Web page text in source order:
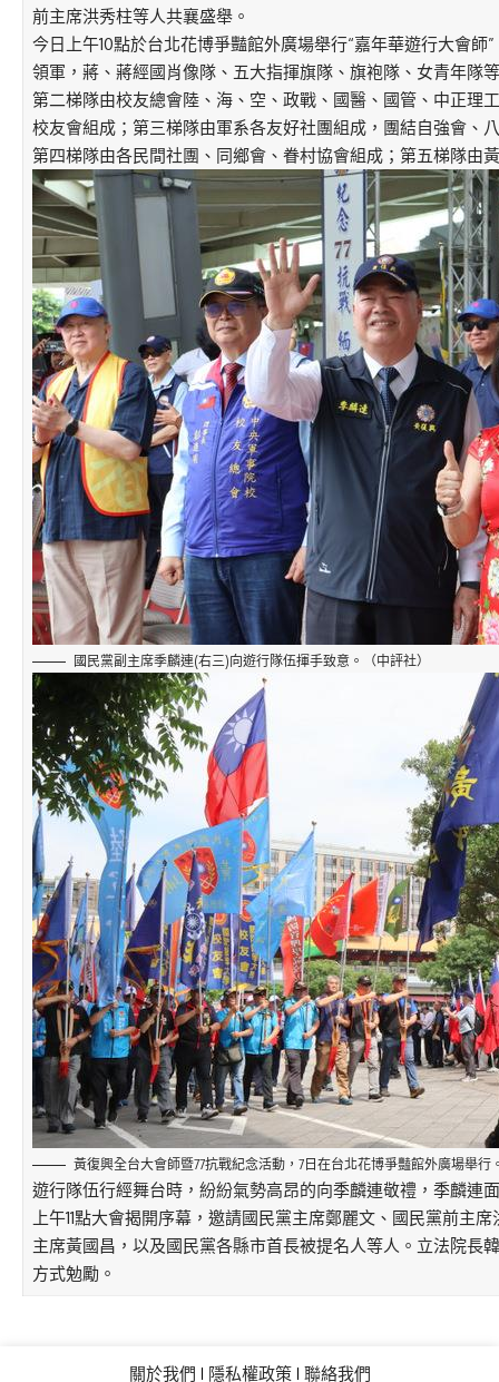
前主席洪秀柱等人共襄盛舉。
今日上午10點於台北花博爭豔館外廣場舉行“嘉年華遊行大會師
領軍，蔣、蔣經國肖像隊、五大指揮旗隊、旗袍隊、女青年隊
第二梯隊由校友總會陸、海、空、政戰、國醫、國管、中正理
校友會組成；第三梯隊由軍系各友好社團組成，團結自強會、
第四梯隊由各民間社團、同鄉會、眷村協會組成；第五梯隊由
國民黨副主席季麟連(右三)向遊行隊伍揮手致意。（中評社）
黃復興全台大會師暨77抗戰紀念活動，7日在台北花博爭豔館外廣場舉行
遊行隊伍行經舞台時，紛紛氣勢高昂的向季麟連敬禮，季麟連
上午11點大會揭開序幕，邀請國民黨主席鄭麗文、國民黨前主
主席黃國昌，以及國民黨各縣市首長被提名人等人。立法院長
方式勉勵。
關於我們 隱私權政策 聯絡我們